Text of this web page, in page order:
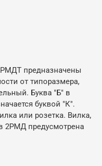
предназначены
от типоразмера,
Буква "Б" в
буквой "К".
или розетка. Вилка,
2РМД предусмотрена